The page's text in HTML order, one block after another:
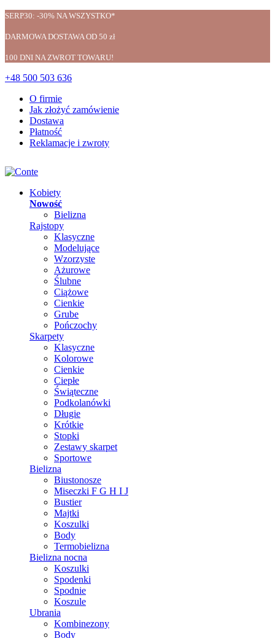
SERP30: -30% NA WSZYSTKO*
DARMOWA DOSTAWA OD 50 zł
100 DNI NA ZWROT TOWARU!
+48 500 503 636
O firmie
Jak złożyć zamówienie
Dostawa
Płatność
Reklamacje i zwroty
Kobiety
Nowość
Bielizna
Rajstopy
Klasyczne
Modelujące
Wzorzyste
Ażurowe
Ślubne
Ciążowe
Cienkie
Grube
Pończochy
Skarpety
Klasyczne
Kolorowe
Cienkie
Ciepłe
Świąteczne
Podkolanówki
Długie
Krótkie
Stopki
Zestawy skarpet
Sportowe
Bielizna
Biustonosze
Miseczki F G H I J
Bustier
Majtki
Koszulki
Body
Termobielizna
Bielizna nocna
Koszulki
Spodenki
Spodnie
Koszule
Ubrania
Kombinezony
Body